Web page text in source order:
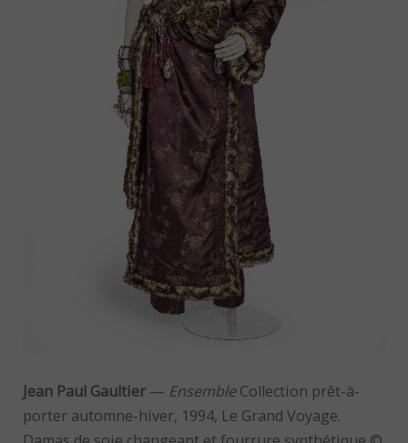
Jean Paul Gaultier— EnsembleCollection prêt-à-
porter automne-hiver, 1994, Le Grand Voyage.